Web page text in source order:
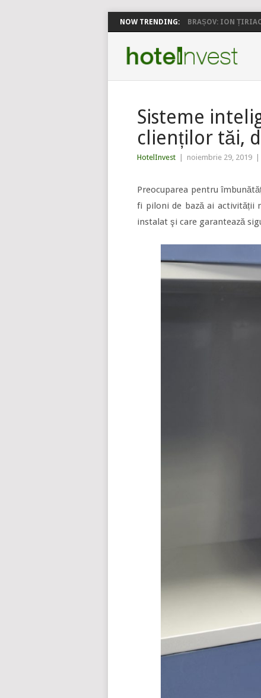
NOW TRENDING: BRAȘOV: ION
Sisteme
clienților tăi,
HotelInvest noiembrie 29, 2019
Preocuparea pentru
fi piloni de bază ai activității
instalat şi care garantează